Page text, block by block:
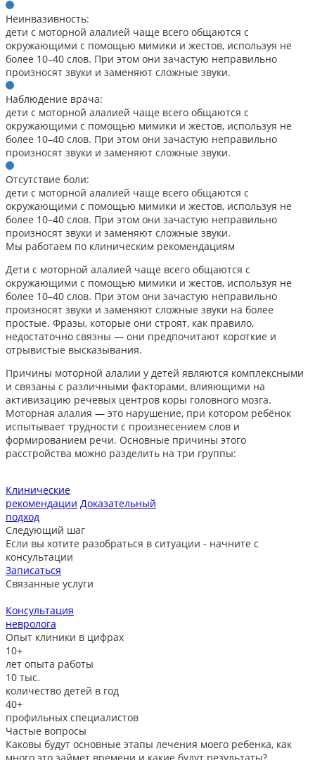
Неинвазивность:
дети с моторной алалией чаще всего общаются с
окружающими с помощью мимики и жестов, используя не
более 10–40 слов. При этом они зачастую неправильно
произносят звуки и заменяют сложные звуки.
Наблюдение врача:
дети с моторной алалией чаще всего общаются с
окружающими с помощью мимики и жестов, используя не
более 10–40 слов. При этом они зачастую неправильно
произносят звуки и заменяют сложные звуки.
Отсутствие боли:
дети с моторной алалией чаще всего общаются с
окружающими с помощью мимики и жестов, используя не
более 10–40 слов. При этом они зачастую неправильно
произносят звуки и заменяют сложные звуки.
Мы работаем по клиническим рекомендациям
Дети с моторной алалией чаще всего общаются с
окружающими с помощью мимики и жестов, используя не
более 10–40 слов. При этом они зачастую неправильно
произносят звуки и заменяют сложные звуки на более
простые. Фразы, которые они строят, как правило,
недостаточно связны — они предпочитают короткие и
отрывистые высказывания.
Причины моторной алалии у детей являются комплексными
и связаны с различными факторами, влияющими на
активизацию речевых центров коры головного мозга.
Моторная алалия — это нарушение, при котором ребёнок
испытывает трудности с произнесением слов и
формированием речи. Основные причины этого
расстройства можно разделить на три группы:
Клинические
рекомендации Доказательный
подход
Следующий шаг
Если вы хотите разобраться в ситуации - начните с
консультации
Записаться
Связанные услуги
Консультация
невролога
Опыт клиники в цифрах
10+
лет опыта работы
10 тыс.
количество детей в год
40+
профильных специалистов
Частые вопросы
Каковы будут основные этапы лечения моего ребенка, как